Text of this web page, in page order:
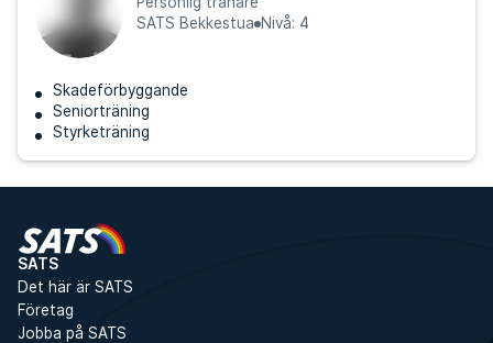
SATS Bekkestua Nivå: 4
Skadeförbyggande
Seniorträning
Styrketräning
SATS
Det här är SATS
Företag
Jobba på SATS